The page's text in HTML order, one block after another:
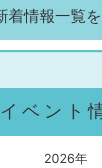
ついて
」開催して
着情報一覧
イベント
2026年